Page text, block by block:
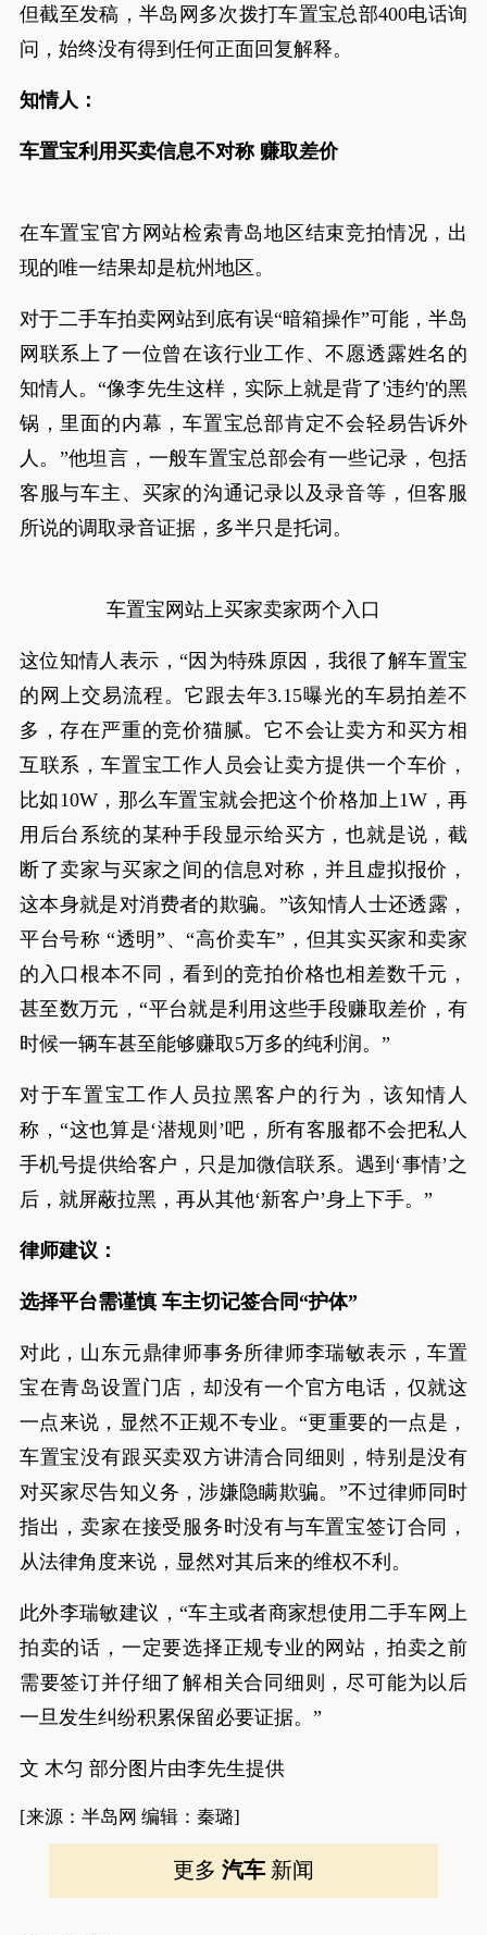
但截至发稿，半岛网多次拨打车置宝总部400电话询
问，始终没有得到任何正面回复解释。
知情人：
车置宝利用买卖信息不对称 赚取差价
在车置宝官方网站检索青岛地区结束竞拍情况，出
现的唯一结果却是杭州地区。
对于二手车拍卖网站到底有误“暗箱操作”可能，半岛
网联系上了一位曾在该行业工作、不愿透露姓名的
知情人。“像李先生这样，实际上就是背了'违约'的黑
锅，里面的内幕，车置宝总部肯定不会轻易告诉外
人。”他坦言，一般车置宝总部会有一些记录，包括
客服与车主、买家的沟通记录以及录音等，但客服
所说的调取录音证据，多半只是托词。
车置宝网站上买家卖家两个入口
这位知情人表示，“因为特殊原因，我很了解车置宝
的网上交易流程。它跟去年3.15曝光的车易拍差不
多，存在严重的竞价猫腻。它不会让卖方和买方相
互联系，车置宝工作人员会让卖方提供一个车价，
比如10W，那么车置宝就会把这个价格加上1W，再
用后台系统的某种手段显示给买方，也就是说，截
断了卖家与买家之间的信息对称，并且虚拟报价，
这本身就是对消费者的欺骗。”该知情人士还透露，
平台号称 “透明”、“高价卖车”，但其实买家和卖家
的入口根本不同，看到的竞拍价格也相差数千元，
甚至数万元，“平台就是利用这些手段赚取差价，有
时候一辆车甚至能够赚取5万多的纯利润。”
对于车置宝工作人员拉黑客户的行为，该知情人
称，“这也算是‘潜规则’吧，所有客服都不会把私人
手机号提供给客户，只是加微信联系。遇到‘事情’之
后，就屏蔽拉黑，再从其他‘新客户’身上下手。”
律师建议：
选择平台需谨慎 车主切记签合同“护体”
对此，山东元鼎律师事务所律师李瑞敏表示，车置
宝在青岛设置门店，却没有一个官方电话，仅就这
一点来说，显然不正规不专业。“更重要的一点是，
车置宝没有跟买卖双方讲清合同细则，特别是没有
对买家尽告知义务，涉嫌隐瞒欺骗。”不过律师同时
指出，卖家在接受服务时没有与车置宝签订合同，
从法律角度来说，显然对其后来的维权不利。
此外李瑞敏建议，“车主或者商家想使用二手车网上
拍卖的话，一定要选择正规专业的网站，拍卖之前
需要签订并仔细了解相关合同细则，尽可能为以后
一旦发生纠纷积累保留必要证据。”
文 木匀 部分图片由李先生提供
[来源：半岛网 编辑：秦璐]
更多 汽车 新闻